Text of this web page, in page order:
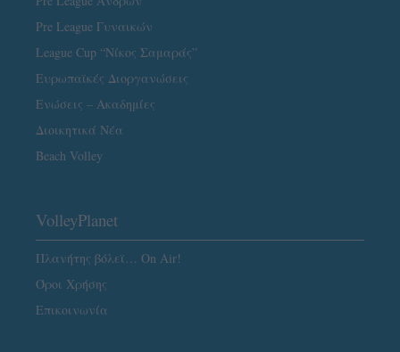
Pre League Γυναικών
League Cup “Νίκος Σαμαράς”
Ευρωπαϊκές Διοργανώσεις
Ενώσεις – Ακαδημίες
Διοικητικά Νέα
Beach Volley
VolleyPlanet
Πλανήτης βόλεϊ… On Air!
Όροι Χρήσης
Επικοινωνία